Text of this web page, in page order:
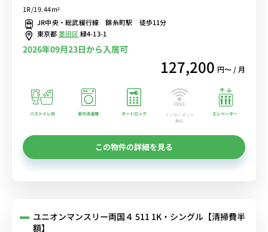
1R/19.44m²
JR中央・総武緩行線 錦糸町駅 徒歩11分
東京都墨田区緑4-13-1
2026年09月23日から入居可
127,200 円〜 / 月
バストイレ別 室内洗濯機 オートロック
インターネット
無料
エレベーター
この物件の詳細を見る
ユニオンマンスリー両国４ 511 1K・シングル【清掃費半
額】